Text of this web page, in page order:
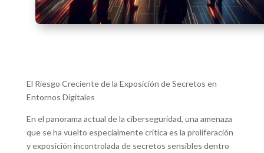
El Riesgo Creciente de la Exposición de Secretos en
Entornos Digitales
En el panorama actual de la ciberseguridad, una amenaza
que se ha vuelto especialmente crítica es la proliferación
y exposición incontrolada de secretos sensibles dentro